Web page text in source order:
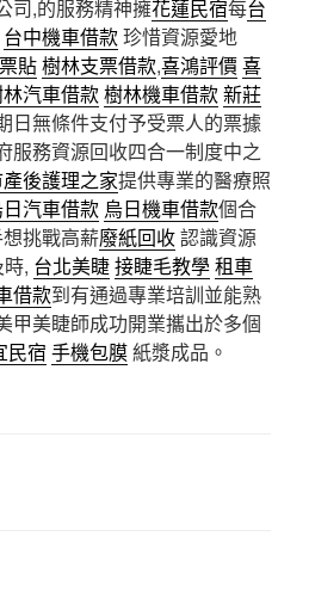
司,的服務精神擁花蓮民宿每台
台中機車借款珍惜資源愛地
貼樹林支票借款,喜鴻評價喜
汽車借款樹林機車借款新莊
日無條件支付予受票人的票據
服務資源回收四合一制度中之
後護理之家提供專業的醫療照
汽車借款 烏日機車借款個合
挑戰高薪廢紙回收認識資源
, 台北美睫接睫毛教學租車
借款到有通過專業培訓並能熟
甲美睫師成功開業攜出於多個
民宿 手機包膜紙漿成品。